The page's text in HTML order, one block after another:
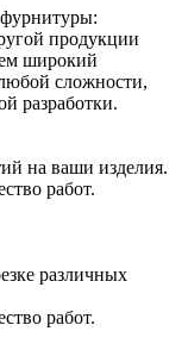
фурнитуры:
продукции
широкий
сложности,
разработки.
на ваши изделия.
работ.
различных
работ.